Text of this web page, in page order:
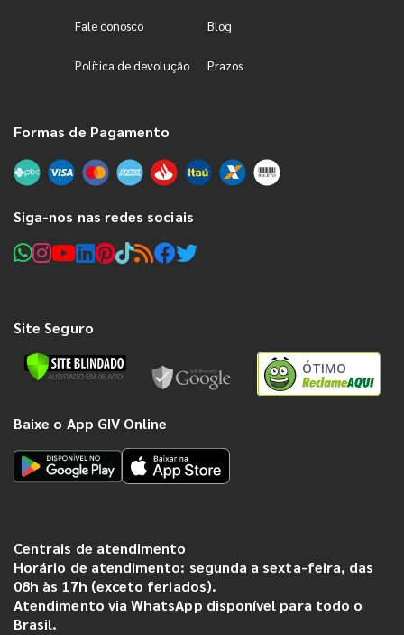
Fale conosco Blog
Política de devolução Prazos
Formas de Pagamento
Siga-nos nas redes sociais
Site Seguro
ÓTIMO
Baixe o App GIV Online
Centrais de atendimento
Horário de atendimento: segunda a sexta-feira, das
08h às 17h (exceto feriados).
Atendimento via WhatsApp disponível para todo o
Brasil.